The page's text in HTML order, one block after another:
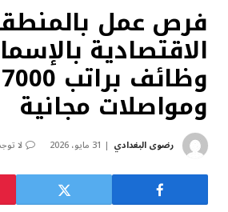
فرص عمل
الاقتصادية
ومواصلات مجانية
رضوى البغدادي 31 مايو، 2026 لا